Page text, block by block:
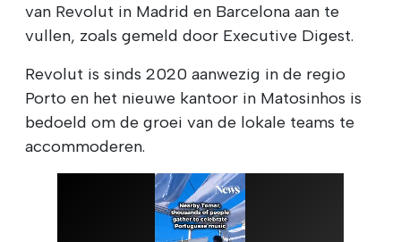
van Revolut in Madrid en Barcelona aan te
vullen, zoals gemeld door Executive Digest.
Revolut is sinds 2020 aanwezig in de regio
Porto en het nieuwe kantoor in Matosinhos is
bedoeld om de groei van de lokale teams te
accommoderen.